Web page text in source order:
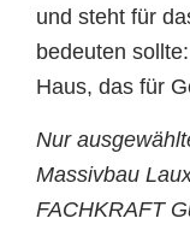
und steht für
bedeuten
Haus, das für
Nur
Massivbau
FACHKRAFT